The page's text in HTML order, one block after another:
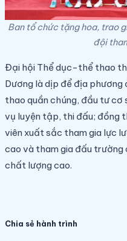
Ban tổ chức tặng hoa, trao
đội
Đại hội Thể dục-thể thao
Dương là dịp để địa
thao quần chúng, đầu tư
vụ luyện tập, thi đấu; đồng
viên xuất sắc tham gia lực
cao và tham gia đấu
chất lượng cao.
Chia sẻ hành trình